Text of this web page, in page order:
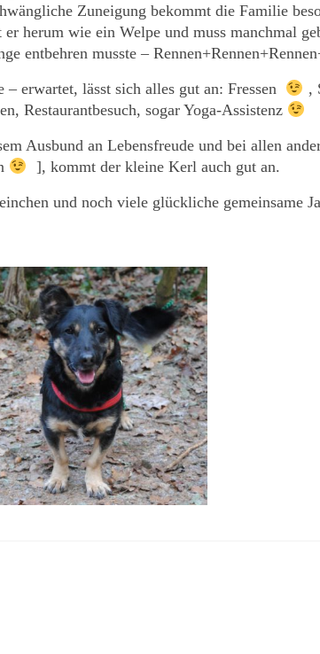
Zuneigung bekommt die Familie
herum wie ein Welpe und muss manchmal
entbehren musste –
erwartet, lässt sich alles gut an: Fressen
,
Restaurantbesuch, sogar Yoga-Assistenz
Ausbund an Lebensfreude und bei allen
], kommt der kleine Kerl auch gut an.
und noch viele glückliche gemeinsame